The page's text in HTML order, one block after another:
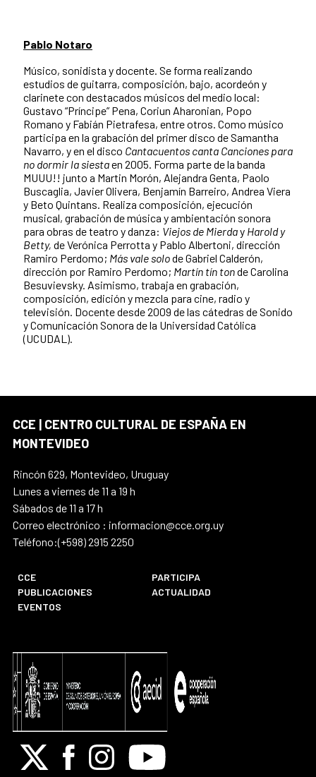
Pablo Notaro
Músico, sonidista y docente. Se forma realizando
estudios de guitarra, composición, bajo, acordeón y
clarinete con destacados músicos del medio local:
Gustavo “Príncipe” Pena, Coriun Aharonian, Popo
Romano y Fabián Pietrafesa, entre otros. Como músico
participa en la grabación del primer disco de Samantha
Navarro, y en el disco Cantacuentos canta Canciones para
no dormir la siestaen 2005. Forma parte de la banda
MUUU!! junto a Martin Morón, Alejandra Genta, Paolo
Buscaglia, Javier Olivera, Benjamín Barreiro, Andrea Viera
y Beto Quintans. Realiza composición, ejecución
musical, grabación de música y ambientación sonora
para obras de teatro y danza: Viejos de Mierday Harold y
Betty, de Verónica Perrotta y Pablo Albertoni, dirección
Ramiro Perdomo; Más vale solode Gabriel Calderón,
dirección por Ramiro Perdomo; Martín tín tonde Carolina
Besuvievsky. Asimismo, trabaja en grabación,
composición, edición y mezcla para cine, radio y
televisión. Docente desde 2009 de las cátedras de Sonido
y Comunicación Sonora de la Universidad Católica
(UCUDAL).
CCE | CENTRO CULTURAL DE ESPAÑA EN
MONTEVIDEO
Rincón 629, Montevideo, Uruguay
Lunes a viernes de 11 a 19 h
Sábados de 11 a 17 h
Correo electrónico : informacion@cce.org.uy
Teléfono:(+598) 2915 2250
CCE
PARTICIPA
PUBLICACIONES
ACTUALIDAD
EVENTOS
X FacebookInstagramYoutube